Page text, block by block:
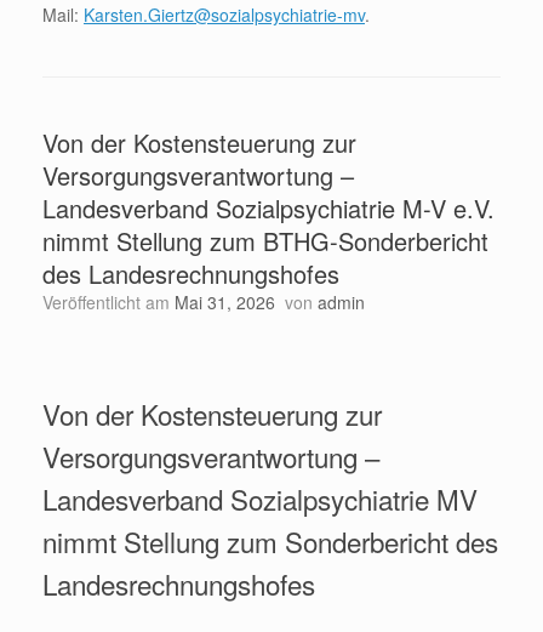
Mail: Karsten.Giertz@sozialpsychiatrie-mv.
Von der Kostensteuerung zur
Versorgungsverantwortung –
Landesverband Sozialpsychiatrie M-V e.V.
nimmt Stellung zum BTHG-Sonderbericht
des Landesrechnungshofes
Veröffentlicht am Mai 31, 2026 von admin
Von der Kostensteuerung zur
Versorgungsverantwortung –
Landesverband Sozialpsychiatrie MV
nimmt Stellung zum Sonderbericht des
Landesrechnungshofes